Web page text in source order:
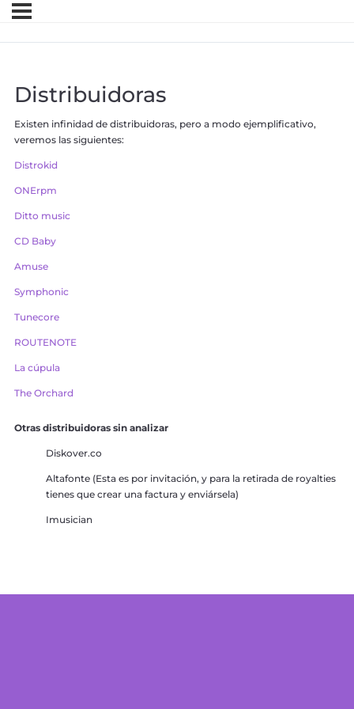
Distribuidoras
Existen infinidad de distribuidoras, pero a modo ejemplificativo,
veremos las siguientes:
Distrokid
ONErpm
Ditto music
CD Baby
Amuse
Symphonic
Tunecore
ROUTENOTE
La cúpula
The Orchard
Otras distribuidoras sin analizar
Diskover.co
Altafonte (Esta es por invitación, y para la retirada de royalties
tienes que crear una factura y enviársela)
Imusician